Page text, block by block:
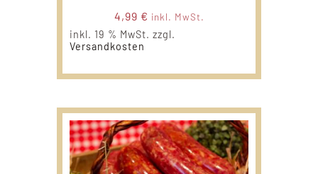
4,99 € inkl. MwSt.
inkl. 19 % MwSt. zzgl.
Versandkosten